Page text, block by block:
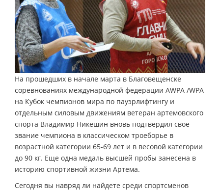
На прошедших в начале марта в Благовещенске
соревнованиях международной федерации AWPA /WPA
на Кубок чемпионов мира по пауэрлифтингу и
отдельным силовым движениям ветеран артемовского
спорта Владимир Никешин вновь подтвердил свое
звание чемпиона в классическом троеборье в
возрастной категории 65-69 лет и в весовой категории
до 90 кг. Еще одна медаль высшей пробы занесена в
историю спортивной жизни Артема.
Сегодня вы навряд ли найдете среди спортсменов